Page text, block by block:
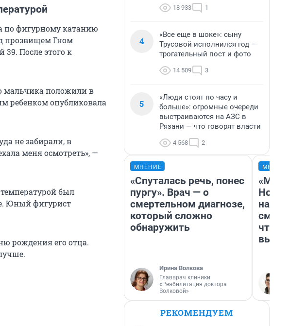
по фигурному катанию
прозвищем Гном
После этого к
мальчика положили в
ребенком опубликовала
не забирали, в
меня осмотреть», —
был
Юный фигурист
рождения его отца.
18 933 1
4
«Все еще в шоке»: сыну
Трусовой исполнился год —
трогательный пост и фото
14 509 3
5
«Люди стоят по часу и
больше»: огромные очереди
выстраиваются на АЗС в
Рязани — что говорят власти
4 568 2
МНЕНИЕ
«Спуталась речь, понес
пургу». Врач — о
смертельном диагнозе,
который сложно
обнаружить
Ирина Волкова
Главврач клиники
«Реабилитация доктора
Волковой»
«Мы
РЕКОМЕНДУЕМ